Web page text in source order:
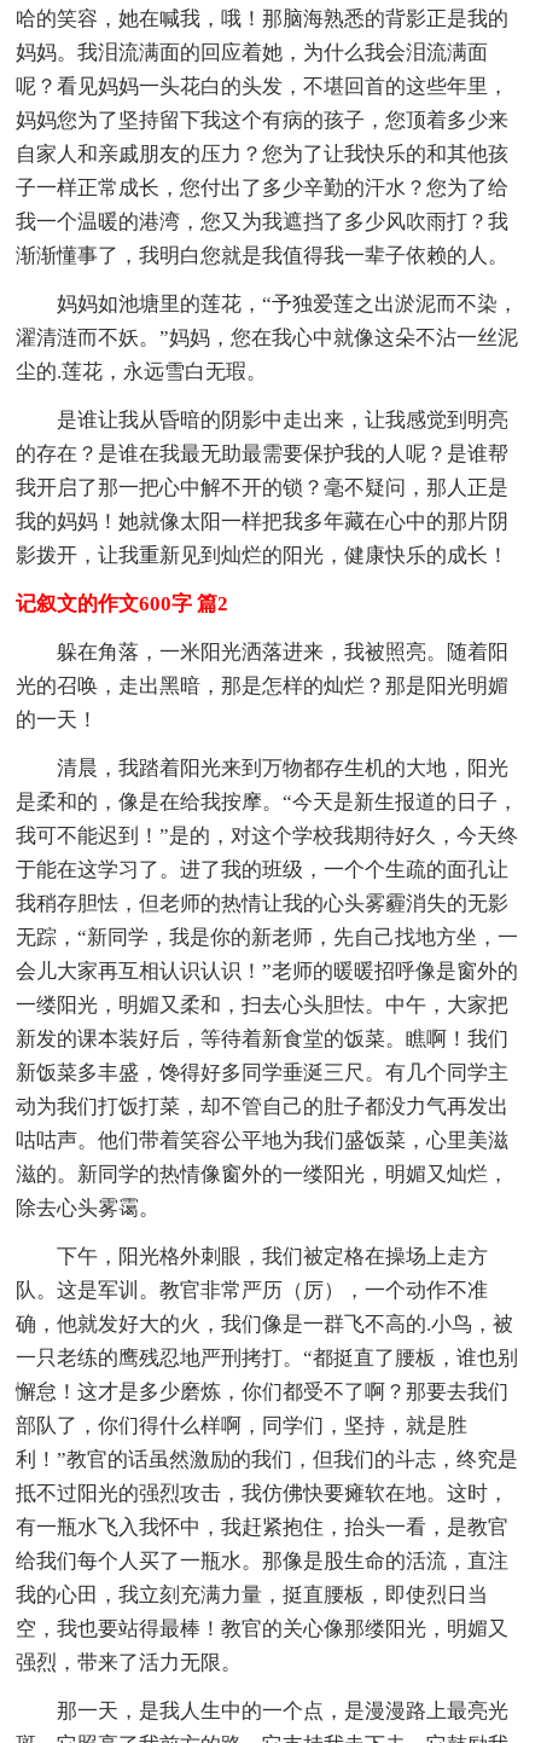
哈的笑容，她在喊我，哦！那脑海熟悉的背影正是我的
妈妈。我泪流满面的回应着她，为什么我会泪流满面
呢？看见妈妈一头花白的头发，不堪回首的这些年里，
妈妈您为了坚持留下我这个有病的孩子，您顶着多少来
自家人和亲戚朋友的压力？您为了让我快乐的和其他孩
子一样正常成长，您付出了多少辛勤的汗水？您为了给
我一个温暖的港湾，您又为我遮挡了多少风吹雨打？我
渐渐懂事了，我明白您就是我值得我一辈子依赖的人。
妈妈如池塘里的莲花，“予独爱莲之出淤泥而不染，
濯清涟而不妖。”妈妈，您在我心中就像这朵不沾一丝泥
尘的.莲花，永远雪白无瑕。
是谁让我从昏暗的阴影中走出来，让我感觉到明亮
的存在？是谁在我最无助最需要保护我的人呢？是谁帮
我开启了那一把心中解不开的锁？毫不疑问，那人正是
我的妈妈！她就像太阳一样把我多年藏在心中的那片阴
影拨开，让我重新见到灿烂的阳光，健康快乐的成长！
记叙文的作文600字 篇2
躲在角落，一米阳光洒落进来，我被照亮。随着阳
光的召唤，走出黑暗，那是怎样的灿烂？那是阳光明媚
的一天！
清晨，我踏着阳光来到万物都存生机的大地，阳光
是柔和的，像是在给我按摩。“今天是新生报道的日子，
我可不能迟到！”是的，对这个学校我期待好久，今天终
于能在这学习了。进了我的班级，一个个生疏的面孔让
我稍存胆怯，但老师的热情让我的心头雾霾消失的无影
无踪，“新同学，我是你的新老师，先自己找地方坐，一
会儿大家再互相认识认识！”老师的暖暖招呼像是窗外的
一缕阳光，明媚又柔和，扫去心头胆怯。中午，大家把
新发的课本装好后，等待着新食堂的饭菜。瞧啊！我们
新饭菜多丰盛，馋得好多同学垂涎三尺。有几个同学主
动为我们打饭打菜，却不管自己的肚子都没力气再发出
咕咕声。他们带着笑容公平地为我们盛饭菜，心里美滋
滋的。新同学的热情像窗外的一缕阳光，明媚又灿烂，
除去心头雾霭。
下午，阳光格外刺眼，我们被定格在操场上走方
队。这是军训。教官非常严历（厉），一个动作不准
确，他就发好大的火，我们像是一群飞不高的.小鸟，被
一只老练的鹰残忍地严刑拷打。“都挺直了腰板，谁也别
懈怠！这才是多少磨炼，你们都受不了啊？那要去我们
部队了，你们得什么样啊，同学们，坚持，就是胜
利！”教官的话虽然激励的我们，但我们的斗志，终究是
抵不过阳光的强烈攻击，我仿佛快要瘫软在地。这时，
有一瓶水飞入我怀中，我赶紧抱住，抬头一看，是教官
给我们每个人买了一瓶水。那像是股生命的活流，直注
我的心田，我立刻充满力量，挺直腰板，即使烈日当
空，我也要站得最棒！教官的关心像那缕阳光，明媚又
强烈，带来了活力无限。
那一天，是我人生中的一个点，是漫漫路上最亮光